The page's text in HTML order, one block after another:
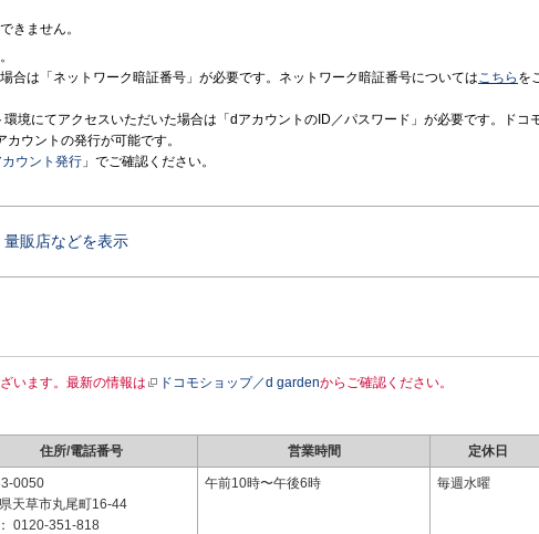
きません。
合は「ネットワーク暗証番号」が必要です。ネットワーク暗証番号についてはこちら を
境にてアクセスいただいた場合は「dアカウントのID／パスワード」が必要です。ドコ
ウントの発行が可能です。
ウント発行 」でご確認ください。
量販店などを表示
います。最新の情報は ドコモショップ／d gardenからご確認ください。
住所/電話番号 営業時間 定休日
0050
天草市丸尾町16-44
0120-351-818
午前10時〜午後6時 毎週水曜